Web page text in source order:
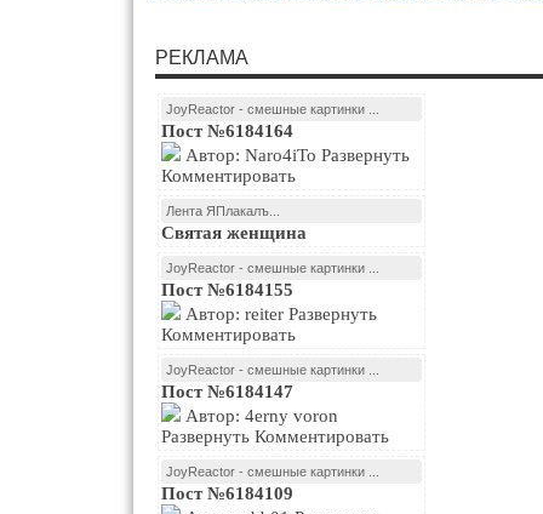
РЕКЛАМА
JoyReactor - смешные картинки ...
Пост №6184164
Комментировать
Лента ЯПлакалъ...
Святая женщина
JoyReactor - смешные картинки ...
Пост №6184155
Комментировать
JoyReactor - смешные картинки ...
Пост №6184147
Развернуть Комментировать
JoyReactor - смешные картинки ...
Пост №6184109